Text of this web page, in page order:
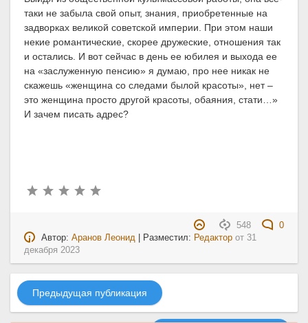
таки не забыла свой опыт, знания, приобретенные на
задворках великой советской империи. При этом наши
некие романтические, скорее дружеские, отношения так
и остались. И вот сейчас в день ее юбилея и выхода ее
на «заслуженную пенсию» я думаю, про нее никак не
скажешь «женщина со следами былой красоты», нет –
это женщина просто другой красоты, обаяния, стати…»
И зачем писать адрес?
548
0
Автор:Аранов Леонид | Разместил: Редактор от 31
декабря 2023
Предыдущая публикация